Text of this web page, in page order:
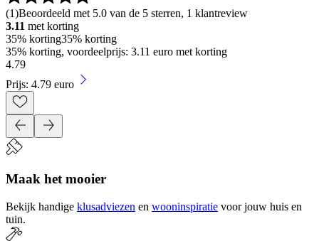
(1)Beoordeeld met 5.0 van de 5 sterren, 1 klantreview
3.11 met korting
35% korting35% korting
35% korting, voordeelprijs: 3.11 euro met korting
4.79
Prijs: 4.79 euro
Maak het mooier
Bekijk handige klusadviezen en wooninspiratie voor jouw huis en
tuin.